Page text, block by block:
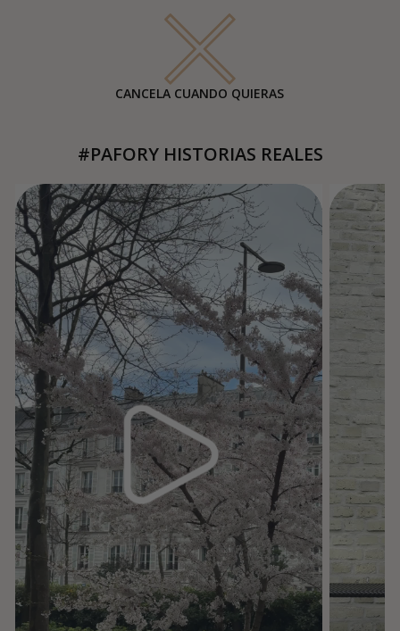
CANCELA CUANDO QUIERAS
#PAFORY HISTORIAS REALES